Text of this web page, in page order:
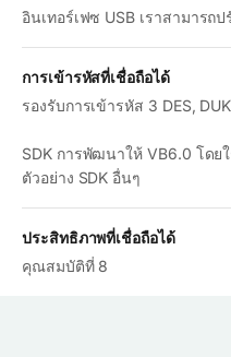
อินเทอร์เฟซ USB เราสามารถ
การเข้ารหัสที่เชื่อถือได้
รองรับการเข้ารหัส 3 DES,
SDK การพัฒนาให้ VB6.0 โด
ตัวอย่าง SDK อื่นๆ
ประสิทธิภาพที่เชื่อถือได้
คุณสมบัติที่ 8